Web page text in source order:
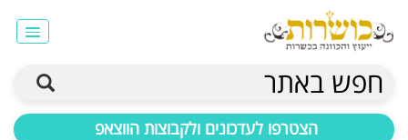
חפש באתר
הצטרפו לעדכונים ולקבוצות הווצאפ